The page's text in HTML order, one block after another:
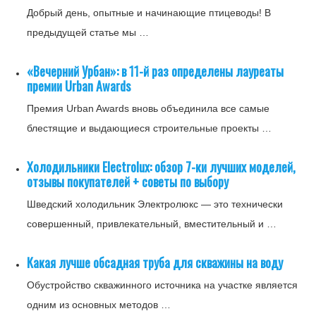
Добрый день, опытные и начинающие птицеводы! В
предыдущей статье мы …
«Вечерний Урбан»: в 11-й раз определены лауреаты
премии Urban Awards
Премия Urban Awards вновь объединила все самые
блестящие и выдающиеся строительные проекты …
Холодильники Electrolux: обзор 7-ки лучших моделей,
отзывы покупателей + советы по выбору
Шведский холодильник Электролюкс — это технически
совершенный, привлекательный, вместительный и …
Какая лучше обсадная труба для скважины на воду
Обустройство скважинного источника на участке является
одним из основных методов …